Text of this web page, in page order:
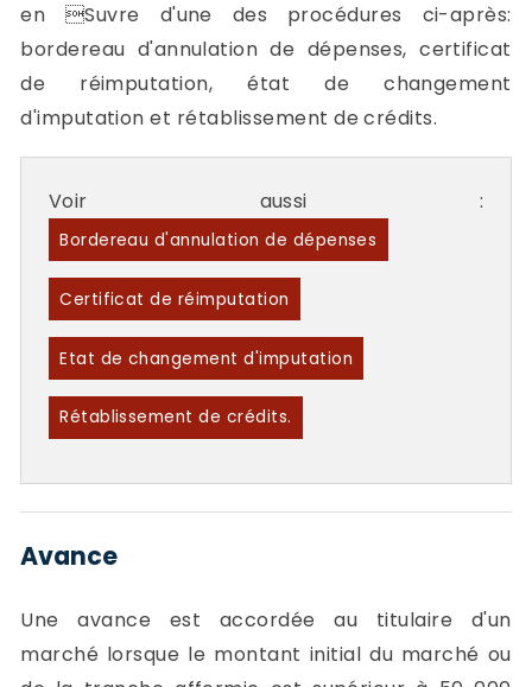
en Suvre d'une des procédures ci-après:
bordereau d'annulation de dépenses, certificat
de réimputation, état de changement
d'imputation et rétablissement de crédits.
Voir aussi :
Bordereau d'annulation de dépenses
Certificat de réimputation
Etat de changement d'imputation
Rétablissement de crédits.
Avance
Une avance est accordée au titulaire d'un
marché lorsque le montant initial du marché ou